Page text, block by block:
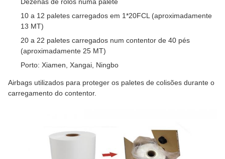
10 a 12 paletes carregados em 1*20FCL (aproximadamente
13 MT)
20 a 22 paletes carregados num contentor de 40 pés
(aproximadamente 25 MT)
Porto: Xiamen, Xangai, Ningbo
Airbags utilizados para proteger os paletes de colisões durante o
carregamento do contentor.